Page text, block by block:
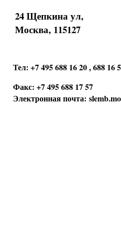
24 Щепкина ул,
Москва, 115127
Тел: +7 495 688 16 20 , 688 16
Факс: +7 495 688 17 57
Электронная почта: